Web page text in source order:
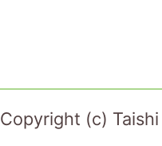
Copyright (c)